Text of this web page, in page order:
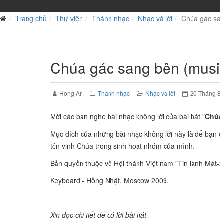
Trang chủ Thư viện Thánh nhạc Nhạc và lời Chúa gác
Chúa gác sang bên
Hong An Thánh nhạc Nhạc và lời 20 Tháng
Mời các bạn nghe bài nhạc không lời của bài hát "
Mục đích của những bài nhạc không lời này là để
tôn vinh Chúa trong sinh hoạt nhóm của mình.
Bản quyền thuộc về Hội thánh Việt nam "Tin lành
Keyboard - Hồng Nhật. Moscow 2009.
Xin đọc chi tiết để có lời bài hát